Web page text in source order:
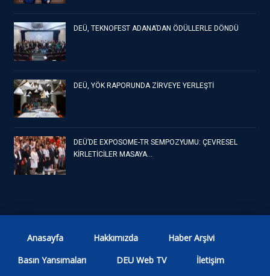
DEÜ, TEKNOFEST ADANA’DAN ÖDÜLLERLE DÖNDÜ
DEÜ, YÖK RAPORUNDA ZİRVEYE YERLEŞTİ
DEÜ’DE EXPOSOME-TR SEMPOZYUMU: ÇEVRESEL
KİRLETİCİLER MASAYA…
Anasayfa Hakkımızda
Haber Arşivi
Basın Yansımaları
DEU Web TV İletişim